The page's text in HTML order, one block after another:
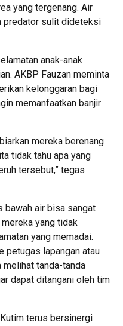
yang tergenang. Air
predator sulit dideteksi
anak-anak
AKBP Fauzan meminta
kelonggaran bagi
memanfaatkan banjir
mereka berenang
tidak tahu apa yang
tersebut,” tegas
bawah air bisa sangat
yang tidak
yang memadai.
petugas lapangan atau
tanda-tanda
dapat ditangani oleh tim
terus bersinergi